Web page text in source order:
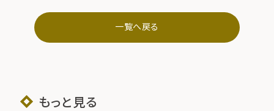
一覧へ戻る
もっと見る